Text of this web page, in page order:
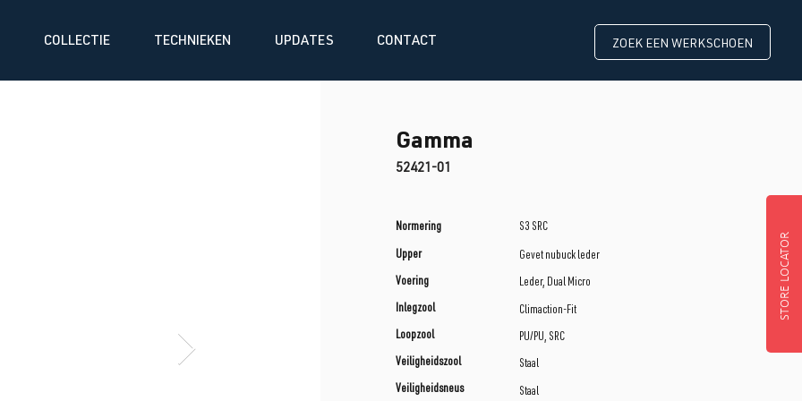
STORE LOCATOR
COLLECTIE TECHNIEKEN UPDATES CONTACT ZOEK EEN WERKSCHOEN
Gamma
52421-01
Normering S3 SRC
Upper Gevet nubuck leder
Voering Leder, Dual Micro
Inlegzool
Climaction-Fit
Loopzool
PU/PU, SRC
Veiligheidszool
Staal
Veiligheidsneus
Staal